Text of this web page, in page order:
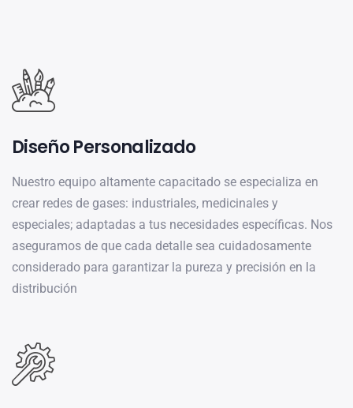
Diseño Personalizado
Nuestro equipo altamente capacitado se especializa en
crear redes de gases: industriales, medicinales y
especiales; adaptadas a tus necesidades específicas. Nos
aseguramos de que cada detalle sea cuidadosamente
considerado para garantizar la pureza y precisión en la
distribución